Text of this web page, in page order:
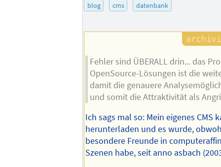
blog cms datenbank
Fehler sind ÜBERALL drin... das
OpenSource-Lösungen ist die
damit die genauere
und somit die Attraktivität als
Ich sags mal so: Mein eigenes CMS
herunterladen und es wurde,
besondere Freunde in
Szenen habe, seit anno asbach